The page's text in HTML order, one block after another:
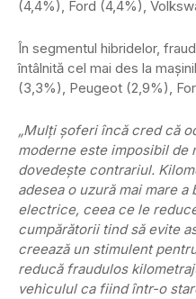
(4,4%), Ford (4,4%),
În segmentul hibridelor,
întâlnită cel mai des la
(3,3%), Peugeot (2,9%),
„Mulți șoferi încă cred că
moderne este imposibil de
dovedește contrariul.
adesea o uzură mai mare
electrice, ceea ce le
cumpărătorii tind să evite
creează un stimulent
reducă fraudulos
vehiculul ca fiind într-o